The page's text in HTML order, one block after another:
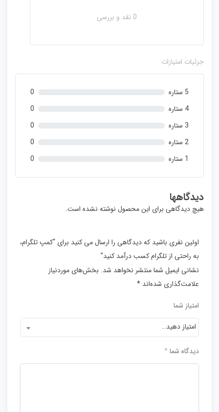
د
ا
ی
0 نقد و بررسی
جزئیات امتیازات
5 ستاره
0
4 ستاره
0
3 ستاره
0
2 ستاره
0
1 ستاره
0
دیدگاهها
هیچ دیدگاهی برای این محصول نوشته نشده است.
اولین نفری باشید که دیدگاهی را ارسال می کنید برای “کمپ تلگرام،
به راحتی از تلگرام کسب درآمد کنید”
نشانی ایمیل شما منتشر نخواهد شد. بخش‌های موردنیاز
علامت‌گذاری شده‌اند *
امتیاز شما
امتیاز دهید…
دیدگاه شما *